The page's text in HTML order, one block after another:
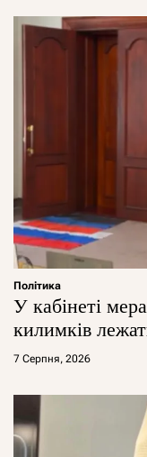
Політика
У кабінеті
килимків
7 Серпня, 2026